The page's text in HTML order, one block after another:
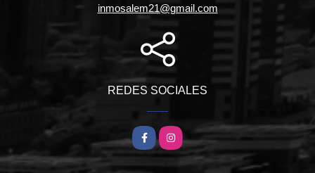
inmosalem21@gmail.com
REDES SOCIALES
FacebookInstagram